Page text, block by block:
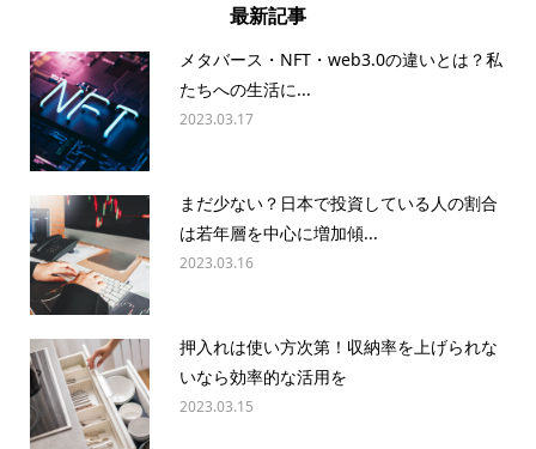
最新記事
メタバース・NFT・web3.0の違いとは？私
たちへの生活に...
2023.03.17
まだ少ない？日本で投資している人の割合
は若年層を中心に増加傾...
2023.03.16
押入れは使い方次第！収納率を上げられな
いなら効率的な活用を
2023.03.15